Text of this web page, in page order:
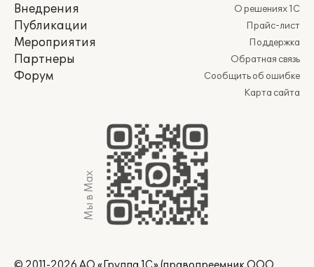
Внедрения
Публикации
Мероприятия
Партнеры
Форум
О решениях 1С
Прайс-лист
Поддержка
Обратная связь
Сообщить об ошибке
Карта сайта
Мы в Max